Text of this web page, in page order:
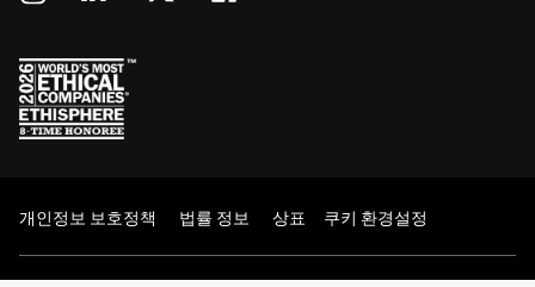
개인정보 보호정책 법률 정보 상표 쿠키 환경설정